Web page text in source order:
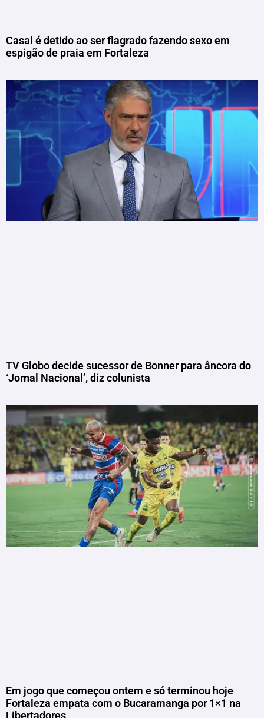
Casal é detido ao ser flagrado fazendo sexo em
espigão de praia em Fortaleza
TV Globo decide sucessor de Bonner para âncora do
‘Jornal Nacional’, diz colunista
Em jogo que começou ontem e só terminou hoje
Fortaleza empata com o Bucaramanga por 1×1 na
Libertadores